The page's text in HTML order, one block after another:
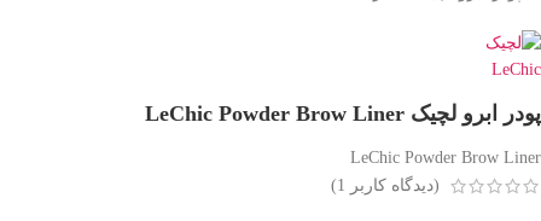
پودر ابرو لچیک LeChic Powder Brow Liner
LeChic Powder Brow Liner
(دیدگاه کاربر
1
)